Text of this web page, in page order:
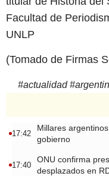
Facultad de
UNLP
(Tomado de Firmas
#actualidad#
17:42
Millares
gobierno
17:40
ONU confirma
desplazados en